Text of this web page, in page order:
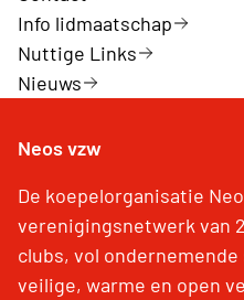
Info lidmaatschap
Nuttige Links
Nieuws
Neos vzw
De koepelorganisatie
verenigingsnetwerk van
clubs, vol
veilige, warme en open